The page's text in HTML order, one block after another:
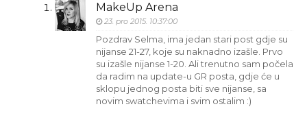
MakeUp Arena
23. pro 2015. 10:37:00
Pozdrav Selma, ima jedan stari post gdje su
nijanse 21-27, koje su naknadno izašle. Prvo
su izašle nijanse 1-20. Ali trenutno sam počela
da radim na update-u GR posta, gdje će u
sklopu jednog posta biti sve nijanse, sa
novim swatchevima i svim ostalim :)